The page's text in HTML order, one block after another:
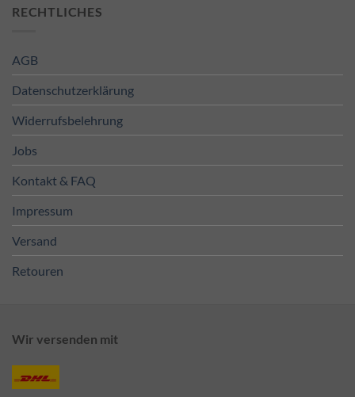
RECHTLICHES
AGB
Datenschutzerklärung
Widerrufsbelehrung
Jobs
Kontakt & FAQ
Impressum
Versand
Retouren
Wir versenden mit